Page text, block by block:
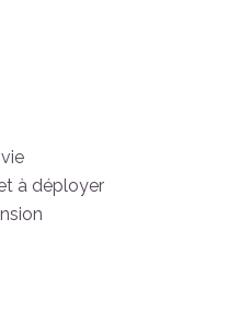
à déployer